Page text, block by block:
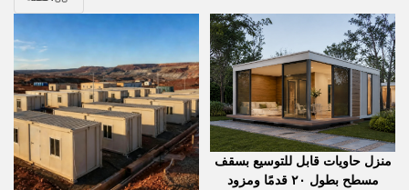
منزل حاويات قابل للتوسيع بسقف
مسطح بطول ٢٠ قدمًا ومزود